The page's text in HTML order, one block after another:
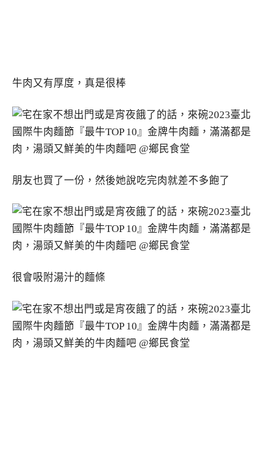
牛肉又有厚度，真是很棒
朋友也買了一份，然後她說吃完肉就差不多飽了
很會吸附湯汁的麵條